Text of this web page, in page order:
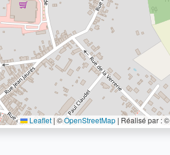
Leaflet | ©OpenStreetMap | Réalisé par : ©